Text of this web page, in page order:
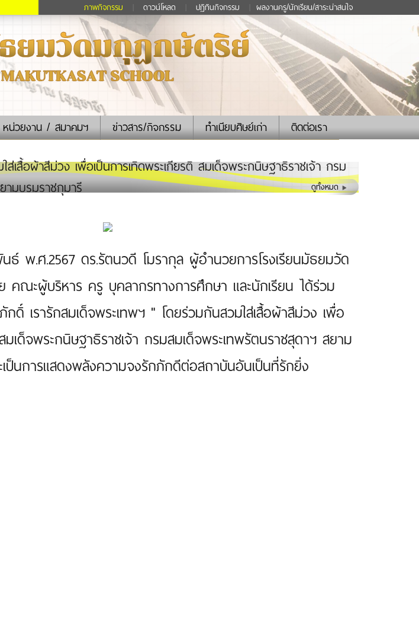
ภาพกิจกรรม ดาวน์โหลด ปฏิทินกิจกรรม ผลงานครู/นักเรียน/สาระน่าสนใจ
หน่วยงาน / สมาคมฯ ข่าวสาร/กิจกรรม ทำเนียบศิษย์เก่า ติดต่อเรา
เสื้อผ้าสีม่วง เพื่อเป็นการเทิดพระเกียรติ สมเด็จพระกนิษฐาธิราชเจ้า กรม
ามบรมราชกุมารี
ดูทั้งหมด
พ.ศ.2567 ดร.รัตนวดี โมรากุล ผู้อำนวยการโรงเรียนมัธยมวัด
ณะผู้บริหาร ครู บุคลากรทางการศึกษา และนักเรียน ได้ร่วม
ดิ์ เรารักสมเด็จพระเทพฯ " โดยร่วมกันสวมใส่เสื้อผ้าสีม่วง เพื่อ
มเด็จพระกนิษฐาธิราชเจ้า กรมสมเด็จพระเทพรัตนราชสุดาฯ สยาม
ป็นการแสดงพลังความจงรักภักดีต่อสถาบันอันเป็นที่รักยิ่ง